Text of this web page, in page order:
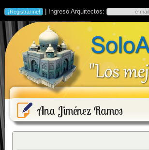
| Ingreso Arquitectos:
Ana Jiménez Ramos